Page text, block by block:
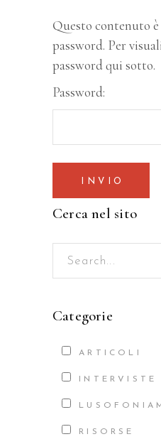
Questo contenuto
password. Per
password qui sotto.
Password:
Cerca nel sito
Search
Categorie
ARTICOLI
INTERVISTE
RISORSE